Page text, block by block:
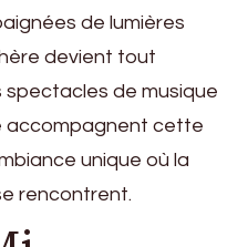
de lumières
devient tout
spectacles de musique
accompagnent cette
unique où la
rencontrent.